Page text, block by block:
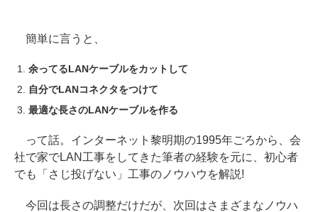
簡単に言うと、
余ってるLANケーブルをカットして
自分でLANコネクタをつけて
最適な長さのLANケーブルを作る
って話。インターネット黎明期の1995年ごろから、会
社で家でLAN工事をしてきた筆者の経験を元に、初心者
でも「さじ投げない」工事のノウハウを解説!
今回は長さの調整だけだが、次回はさまざまなノウハ